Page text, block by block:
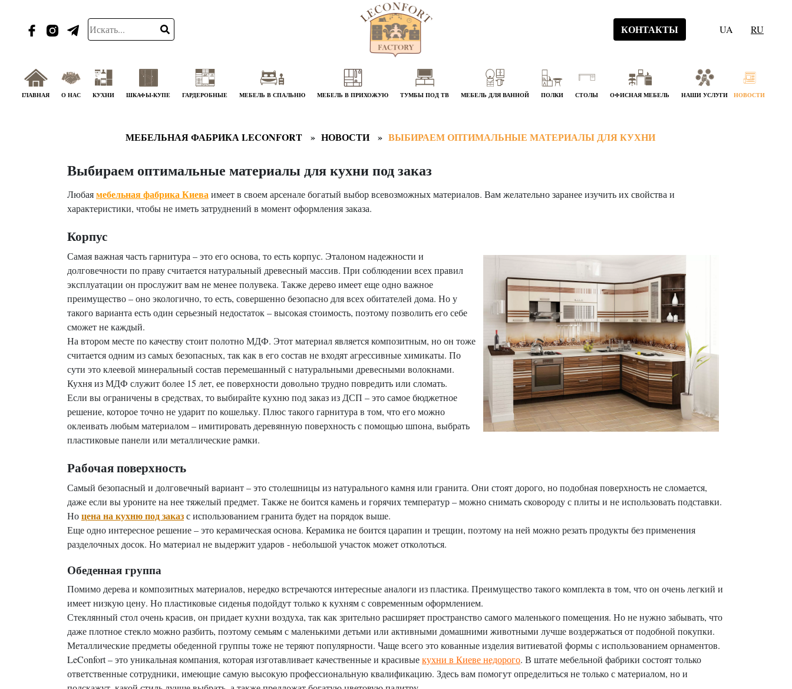
КОНТАКТЫ UA RU
ГЛАВНАЯ О НАС КУХНИ ШКАФЫ-КУПЕ ГАРДЕРОБНЫЕ МЕБЕЛЬ В СПАЛЬНЮ МЕБЕЛЬ В ПРИХОЖУЮ ТУМБЫ ПОД ТВ МЕБЕЛЬ ДЛЯ ВАННОЙ ПОЛКИ СТОЛЫ ОФИСНАЯ МЕБЕЛЬ НАШИ УСЛУГИ НОВОСТИ
МЕБЕЛЬНАЯ ФАБРИКА LECONFORT НОВОСТИ ВЫБИРАЕМ ОПТИМАЛЬНЫЕ МАТЕРИАЛЫ ДЛЯ КУХНИ
Выбираем оптимальные материалы для кухни под заказ
Любаямебельная фабрика Киеваимеет в своем арсенале богатый выбор всевозможных материалов. Вам желательно заранее изучить их свойства и
характеристики, чтобы не иметь затруднений в момент оформления заказа.
Корпус
Самая важная часть гарнитура – это его основа, то есть корпус. Эталоном надежности и
долговечности по праву считается натуральный древесный массив. При соблюдении всех правил
эксплуатации он прослужит вам не менее полувека. Также дерево имеет еще одно важное
преимущество – оно экологично, то есть, совершенно безопасно для всех обитателей дома. Но у
такого варианта есть один серьезный недостаток – высокая стоимость, поэтому позволить его себе
сможет не каждый.
На втором месте по качеству стоит полотно МДФ. Этот материал является композитным, но он тоже
считается одним из самых безопасных, так как в его состав не входят агрессивные химикаты. По
сути это клеевой минеральный состав перемешанный с натуральными древесными волокнами.
Кухня из МДФ служит более 15 лет, ее поверхности довольно трудно повредить или сломать.
Если вы ограничены в средствах, то выбирайте кухню под заказ из ДСП – это самое бюджетное
решение, которое точно не ударит по кошельку. Плюс такого гарнитура в том, что его можно
оклеивать любым материалом – имитировать деревянную поверхность с помощью шпона, выбрать
пластиковые панели или металлические рамки.
Рабочая поверхность
Самый безопасный и долговечный вариант – это столешницы из натурального камня или гранита. Они стоят дорого, но подобная поверхность не сломается,
даже если вы уроните на нее тяжелый предмет. Также не боится камень и горячих температур – можно снимать сковороду с плиты и не использовать подставки.
Ноцена на кухню под заказс использованием гранита будет на порядок выше.
Еще одно интересное решение – это керамическая основа. Керамика не боится царапин и трещин, поэтому на ней можно резать продукты без применения
разделочных досок. Но материал не выдержит ударов - небольшой участок может отколоться.
Обеденная группа
Помимо дерева и композитных материалов, нередко встречаются интересные аналоги из пластика. Преимущество такого комплекта в том, что он очень легкий и
имеет низкую цену. Но пластиковые сиденья подойдут только к кухням с современным оформлением.
Стеклянный стол очень красив, он придает кухни воздуха, так как зрительно расширяет пространство самого маленького помещения. Но не нужно забывать, что
даже плотное стекло можно разбить, поэтому семьям с маленькими детьми или активными домашними животными лучше воздержаться от подобной покупки.
Металлические предметы обеденной группы тоже не теряют популярности. Чаще всего это кованные изделия витиеватой формы с использованием орнаментов.
LeConfort – это уникальная компания, которая изготавливает качественные и красивыекухни в Киеве недорого. В штате мебельной фабрики состоят только
ответственные сотрудники, имеющие самую высокую профессиональную квалификацию. Здесь вам помогут определиться не только с материалом, но и